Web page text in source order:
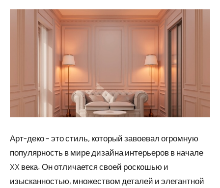
Арт-деко – это стиль, который завоевал огромную
популярность в мире дизайна интерьеров в начале
XX века. Он отличается своей роскошью и
изысканностью, множеством деталей и элегантной